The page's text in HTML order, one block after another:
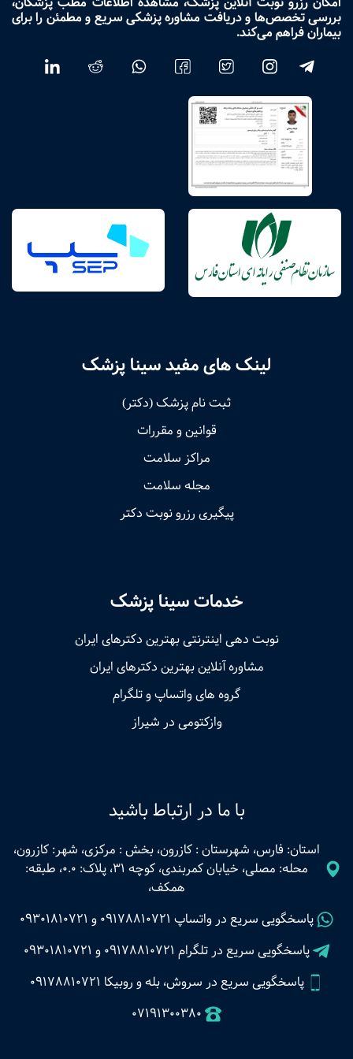
بررسی تخصص‌ها و دریافت مشاوره پزشکی سریع و مطمئن را برای
بیماران فراهم می‌کند.
لینک های مفید سینا پزشک
ثبت نام پزشک (دکتر)
قوانین و مقررات
مراکز سلامت
مجله سلامت
پیگیری رزرو نوبت دکتر
خدمات سینا پزشک
نوبت‌ دهی اینترنتی بهترین دکترهای ایران
مشاوره آنلاین بهترین دکترهای ایران
گروه های واتساپ و تلگرام
وازکتومی در شیراز
با ما در ارتباط باشید
استان: فارس، شهرستان : کازرون، بخش : مرکزی، شهر: کازرون،
محله: مصلی، خیابان کمربندی، کوچه 31، پلاک: 0.0، طبقه:
همکف،
پاسخگویی سریع در واتساپ 09178810721 و 09301810721
پاسخگویی سریع در تلگرام 09178810721 و 09301810721
پاسخگویی سریع در سروش، بله و روبیکا 09178810721
07191300380